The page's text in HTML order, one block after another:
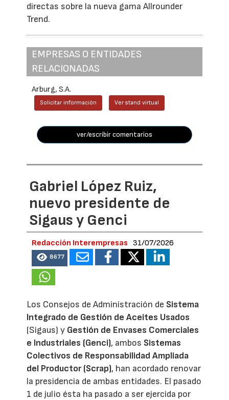
directas sobre la nueva gama Allrounder
Trend.
EMPRESAS O ENTIDADES
RELACIONADAS
Arburg, S.A.
Solicitar información Ver stand virtual
ver/escribir comentarios
Gabriel López Ruiz,
nuevo presidente de
Sigaus y Genci
Redacción Interempresas 31/07/2026
8677
Los Consejos de Administración de Sistema
Integrado de Gestión de Aceites Usados
(Sigaus) y Gestión de Envases Comerciales
e Industriales (Genci), ambos Sistemas
Colectivos de Responsabilidad Ampliada
del Productor (Scrap), han acordado renovar
la presidencia de ambas entidades. El pasado
1 de julio ésta ha pasado a ser ejercida por